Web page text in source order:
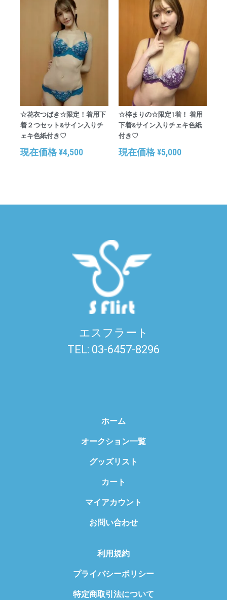
☆花衣つばき☆限定！着用下
着２つセット&サイン入りチ
ェキ色紙付き♡
現在価格¥4,500
☆梓まりの☆限定1着！ 着用
下着&サイン入りチェキ色紙
付き♡
現在価格¥5,000
エスフラート
TEL: 03-6457-8296
ホーム
オークション一覧
グッズリスト
カート
マイアカウント
お問い合わせ
利用規約
プライバシーポリシー
特定商取引法について